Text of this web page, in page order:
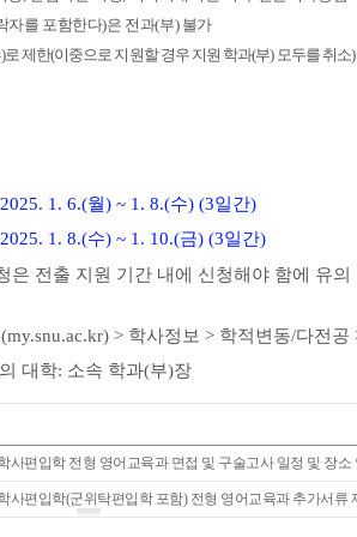
자를 포함한다)은 전과(부) 불가
)로 제한(이중으로 지원할 경우 지원 학과(부) 모두를 취소)
1. 6.(월) ~ 1. 8.(수) (3일간)
1. 8.(수) ~ 1. 10.(금) (3일간)
은 전출 지원 기간 내에 신청해야 함에 유의
(my.snu.ac.kr) > 학사정보 > 학적변동/다전공
대학: 소속 학과(부)장
사편입학 전형 영어교육과 면접 및 구술고사 일정 및 장소
사편입학(군위탁편입학 포함) 전형 영어교육과 추가서류